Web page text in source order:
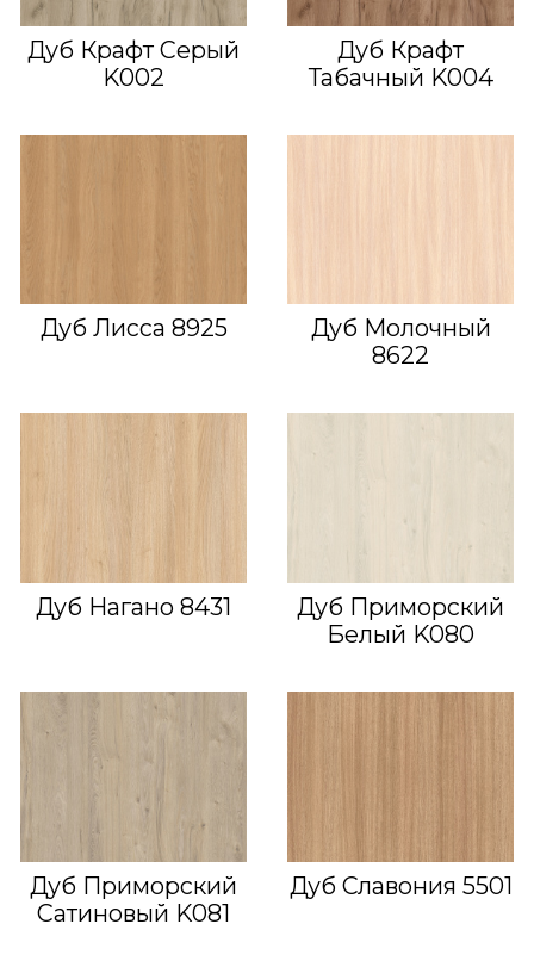
Дуб Крафт Серый
K002
Дуб Крафт
Табачный K004
Дуб Лисса 8925
Дуб Молочный
8622
Дуб Нагано 8431
Дуб Приморский
Белый K080
Дуб Приморский
Сатиновый K081
Дуб Славония 5501